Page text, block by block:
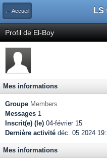
← Accueil LS
Profil de El-Boy
Mes informations
Groupe Members
Messages 1
Inscrit(e) (le) 04-février 15
Dernière activité déc. 05 2024
Mes informations